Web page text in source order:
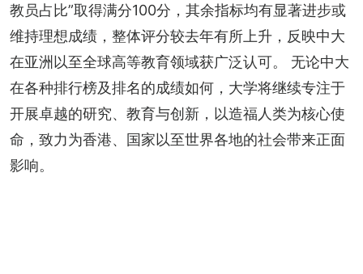
教员占比”取得满分100分，其余指标均有显著进步或
维持理想成绩，整体评分较去年有所上升，反映中大
在亚洲以至全球高等教育领域获广泛认可。 无论中大
在各种排行榜及排名的成绩如何，大学将继续专注于
开展卓越的研究、教育与创新，以造福人类为核心使
命，致力为香港、国家以至世界各地的社会带来正面
影响。